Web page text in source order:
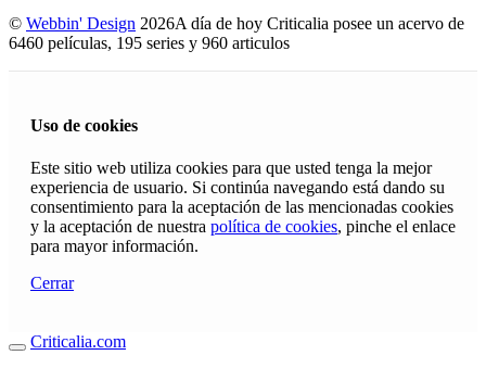
© Webbin' Design 2026A día de hoy Criticalia posee un acervo de
6460 películas, 195 series y 960 articulos
Uso de cookies
Este sitio web utiliza cookies para que usted tenga la mejor
experiencia de usuario. Si continúa navegando está dando su
consentimiento para la aceptación de las mencionadas cookies
y la aceptación de nuestra política de cookies, pinche el enlace
para mayor información.
Cerrar
Criticalia.com